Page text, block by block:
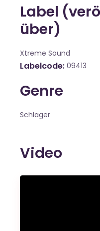
Label
über)
Xtreme Sound
Labelcode 09413
Genre
Schlager
Video